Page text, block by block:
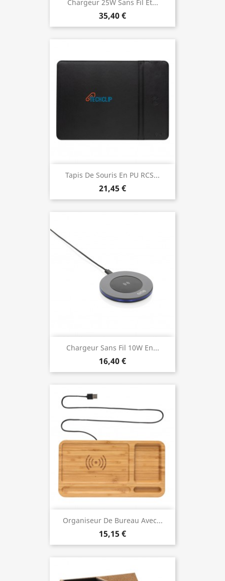
Chargeur 25W Sans Fil Et...
35,40 €
Tapis De Souris En PU RCS...
21,45 €
Chargeur Sans Fil 10W En...
16,40 €
Organiseur De Bureau Avec...
15,15 €